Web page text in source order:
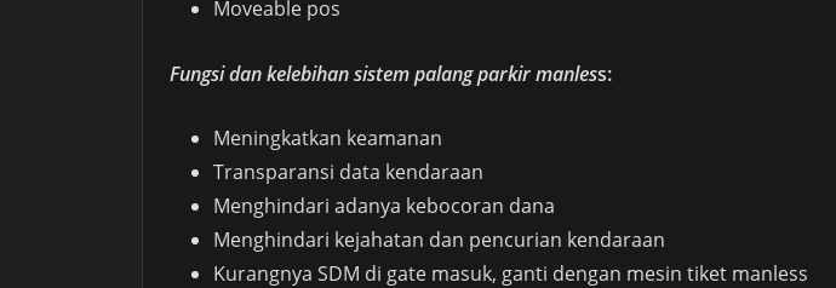
Moveable pos
Fungsi dan kelebihan sistem palang parkir manless:
Meningkatkan keamanan
Transparansi data kendaraan
Menghindari adanya kebocoran dana
Menghindari kejahatan dan pencurian kendaraan
Kurangnya SDM di gate masuk, ganti dengan mesin tiket manless